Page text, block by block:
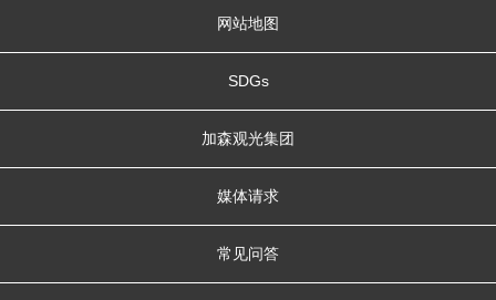
网站地图
SDGs
加森观光集团
媒体请求
常见问答